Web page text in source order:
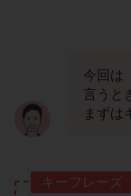
今回は
言うと
まずは
キーフレーズ